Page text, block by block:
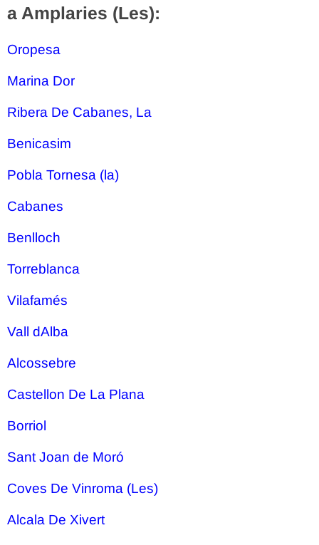
a Amplaries (Les):
Oropesa
Marina Dor
Ribera De Cabanes, La
Benicasim
Pobla Tornesa (la)
Cabanes
Benlloch
Torreblanca
Vilafamés
Vall dAlba
Alcossebre
Castellon De La Plana
Borriol
Sant Joan de Moró
Coves De Vinroma (Les)
Alcala De Xivert